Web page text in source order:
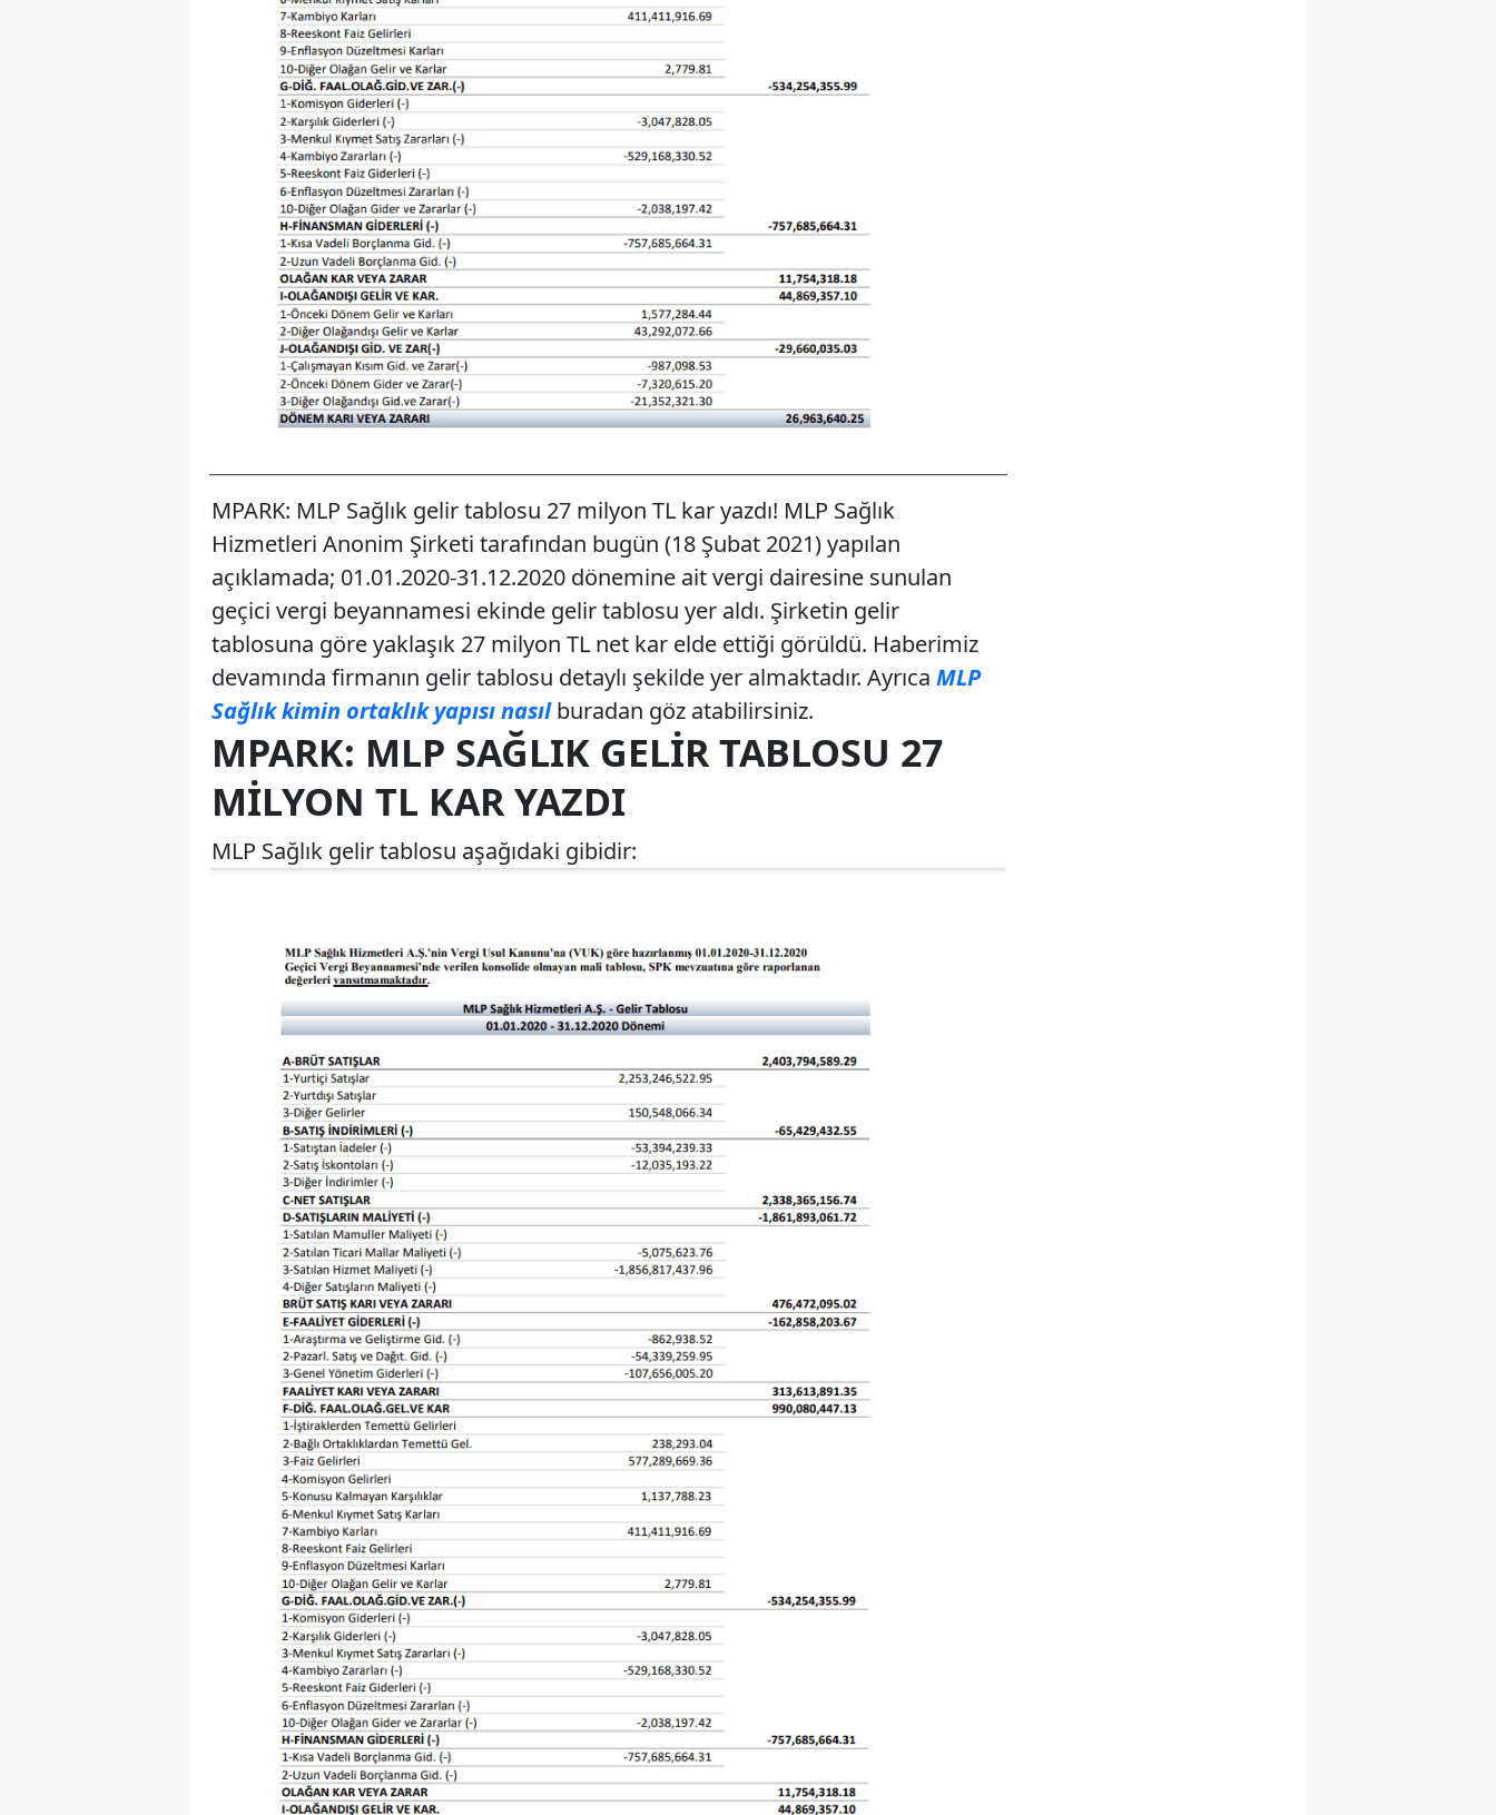
MPARK: MLP Sağlık gelir tablosu 27 milyon TL kar yazdı! MLP Sağlık
Hizmetleri Anonim Şirketi tarafından bugün (18 Şubat 2021) yapılan
açıklamada; 01.01.2020-31.12.2020 dönemine ait vergi dairesine sunulan
geçici vergi beyannamesi ekinde gelir tablosu yer aldı. Şirketin gelir
tablosuna göre yaklaşık 27 milyon TL net kar elde ettiği görüldü. Haberimiz
devamında firmanın gelir tablosu detaylı şekilde yer almaktadır. Ayrıca MLP
Sağlık kimin ortaklık yapısı nasılburadan göz atabilirsiniz.
MPARK: MLP SAĞLIK GELIR TABLOSU 27
MILYON TL KAR YAZDI
MLP Sağlık gelir tablosu aşağıdaki gibidir: